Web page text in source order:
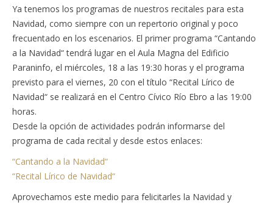
Ya tenemos los programas de nuestros recitales para esta
Navidad, como siempre con un repertorio original y poco
frecuentado en los escenarios. El primer programa “Cantando
a la Navidad“ tendrá lugar en el Aula Magna del Edificio
Paraninfo, el miércoles, 18 a las 19:30 horas y el programa
previsto para el viernes, 20 con el título “Recital Lírico de
Navidad“ se realizará en el Centro Cívico Río Ebro a las 19:00
horas.
Desde la opción de actividades podrán informarse del
programa de cada recital y desde estos enlaces:
“Cantando a la Navidad“
“Recital Lírico de Navidad“
Aprovechamos este medio para felicitarles la Navidad y